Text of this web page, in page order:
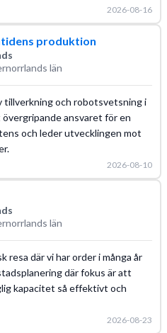
2026-08-16
produktion
län
tillverkning och robotsvetsning i
ansvaret för en
och leder utvecklingen mot
2026-08-10
län
resa där vi har order i många år
där fokus är att
kapacitet så effektivt och
2026-08-23